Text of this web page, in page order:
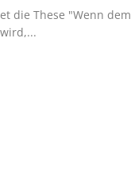
die These "Wenn dem